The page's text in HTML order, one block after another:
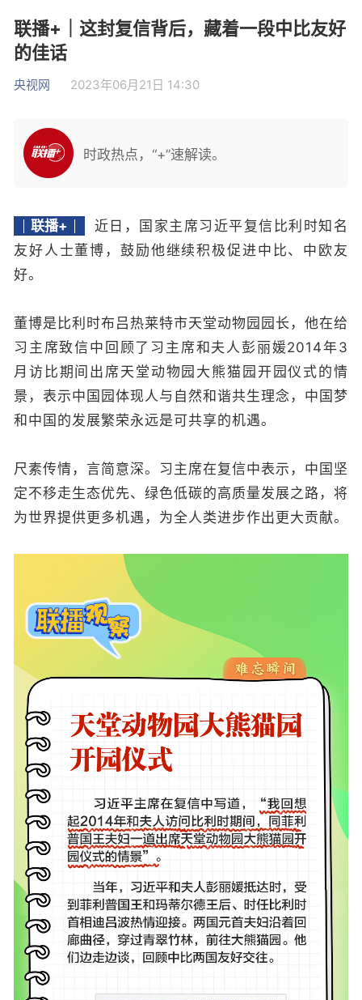
联播+｜这封复信背后，藏着一段中比友好
的佳话
央视网 2023年06月21日 14:30
时政热点，“+”速解读。
联播+
近日，国家主席习近平复信比利时知名
友好人士董博，鼓励他继续积极促进中比、中欧友
好。
董博是比利时布吕热莱特市天堂动物园园长，他在给
习主席致信中回顾了习主席和夫人彭丽媛2014年3
月访比期间出席天堂动物园大熊猫园开园仪式的情
景，表示中国园体现人与自然和谐共生理念，中国梦
和中国的发展繁荣永远是可共享的机遇。
尺素传情，言简意深。习主席在复信中表示，中国坚
定不移走生态优先、绿色低碳的高质量发展之路，将
为世界提供更多机遇，为全人类进步作出更大贡献。